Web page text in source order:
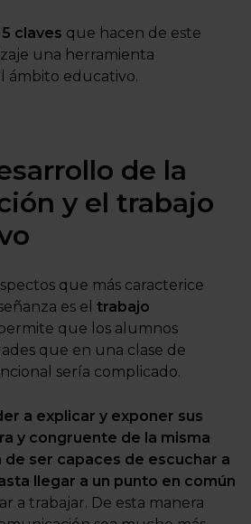
5 claves que hacen de este
una herramienta
ámbito educativo.
de la
y el trabajo
que más caracterice
es el trabajo
que los alumnos
que en una clase de
sería complicado.
a explicar y exponer sus
y congruente de la misma
ser capaces de escuchar a
llegar a un punto en común
a trabajar. De esta manera